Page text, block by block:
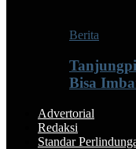
Berita
Bisa
Advertorial
Redaksi
Standar